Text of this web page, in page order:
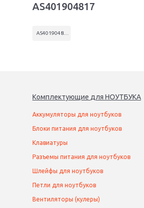
AS401904817
Комплектующие для НОУТБУКА
Аккумуляторы для ноутбуков
Блоки питания для ноутбуков
Клавиатуры
Разъемы питания для ноутбуков
Шлейфы для ноутбуков
Петли для ноутбуков
Вентиляторы (кулеры)